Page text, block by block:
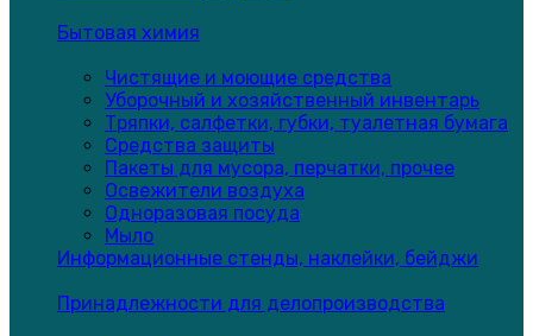
Бытовая химия
Чистящие и моющие средства
Уборочный и хозяйственный инвентарь
Тряпки, салфетки, губки, туалетная бумага
Средства защиты
Пакеты для мусора, перчатки, прочее
Освежители воздуха
Одноразовая посуда
Мыло
Информационные стенды, наклейки, бейджи
Принадлежности для делопроизводства